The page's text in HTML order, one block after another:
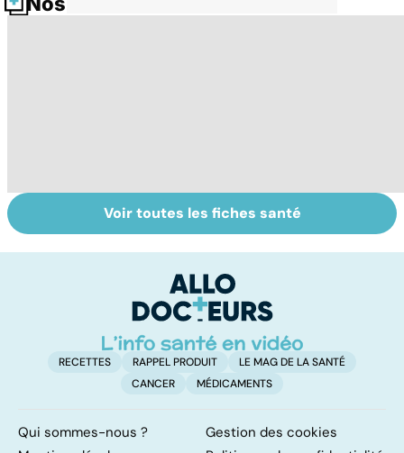
VIH : la maladie
dont on ne guérit
Tout savoir sur
les anti-
Voir toutes les fiches santé
RECETTES RAPPEL PRODUIT
LE MAG DE LA SANTÉ
CANCER
MÉDICAMENTS
Qui sommes-nous ?
Gestion des cookies